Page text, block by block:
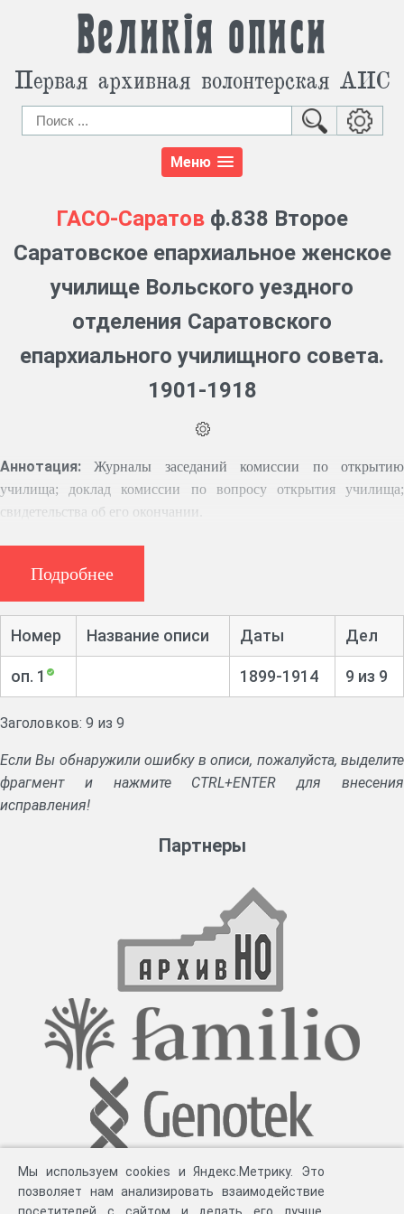
Великія описи
Первая архивная волонтерская АИС
Меню
ГАСО-Саратов ф.838 Второе
Саратовское епархиальное женское
училище Вольского уездного
отделения Саратовского
епархиального училищного совета.
1901-1918
Аннотация:
Журналы заседаний комиссии по открытию
училища; доклад комиссии по вопросу открытия училища;
свидетельства об его окончании.
принимались дети пяти уездов: Хвалынского, Вольского,
Кузнецкого, Петровского и Сердобского.
При училище было Общество вспомоществования
недостаточным воспитанницам училища и образцовая
школа.
Подробнее
Номер Название описи Даты Дел
оп. 1 1899-1914 9 из 9
Заголовков: 9 из 9
Если Вы обнаружили ошибку в описи, пожалуйста, выделите
фрагмент и нажмите CTRL+ENTER для внесения
исправления!
Партнеры
Мы используем cookies и Яндекс.Метрику. Это
позволяет нам анализировать взаимодействие